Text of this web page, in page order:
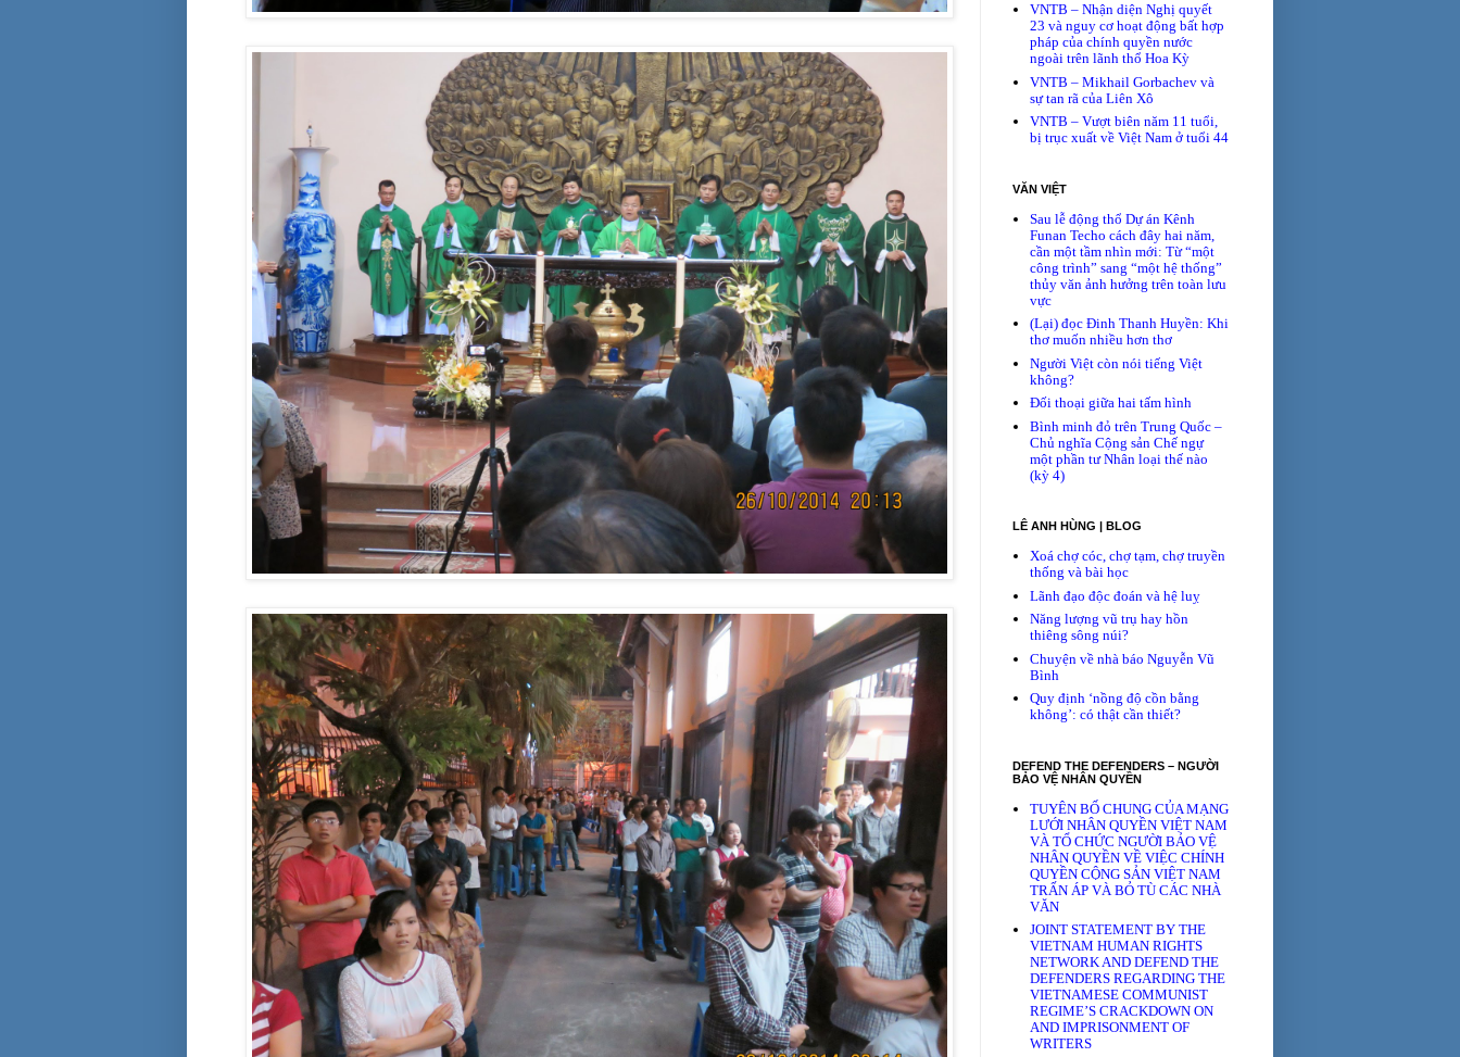
VNTB – Nhận diện Nghị quyết
23 và nguy cơ hoạt động bất hợp
pháp của chính quyền nước
ngoài trên lãnh thổ Hoa Kỳ
VNTB – Mikhail Gorbachev và
sự tan rã của Liên Xô
VNTB – Vượt biên năm 11 tuổi,
bị trục xuất về Việt Nam ở tuổi 44
VĂN VIỆT
Sau lễ động thổ Dự án Kênh
Funan Techo cách đây hai năm,
cần một tầm nhìn mới: Từ “một
công trình” sang “một hệ thống”
thủy văn ảnh hưởng trên toàn lưu
vực
(Lại) đọc Đinh Thanh Huyền: Khi
thơ muốn nhiều hơn thơ
Người Việt còn nói tiếng Việt
không?
Đối thoại giữa hai tấm hình
Bình minh đỏ trên Trung Quốc –
Chủ nghĩa Cộng sản Chế ngự
một phần tư Nhân loại thế nào
(kỳ 4)
LÊ ANH HÙNG | BLOG
Xoá chợ cóc, chợ tạm, chợ truyền
thống và bài học
Lãnh đạo độc đoán và hệ luỵ
Năng lượng vũ trụ hay hồn
thiêng sông núi?
Chuyện về nhà báo Nguyễn Vũ
Bình
Quy định ‘nồng độ cồn bằng
không’: có thật cần thiết?
DEFEND THE DEFENDERS – NGƯỜI
BẢO VỆ NHÂN QUYỀN
TUYÊN BỐ CHUNG CỦA MẠNG
LƯỚI NHÂN QUYỀN VIỆT NAM
VÀ TỔ CHỨC NGƯỜI BẢO VỆ
NHÂN QUYỀN VỀ VIỆC CHÍNH
QUYỀN CỘNG SẢN VIỆT NAM
TRẤN ÁP VÀ BỎ TÙ CÁC NHÀ
VĂN
JOINT STATEMENT BY THE
VIETNAM HUMAN RIGHTS
NETWORK AND DEFEND THE
DEFENDERS REGARDING THE
VIETNAMESE COMMUNIST
REGIME’S CRACKDOWN ON
AND IMPRISONMENT OF
WRITERS